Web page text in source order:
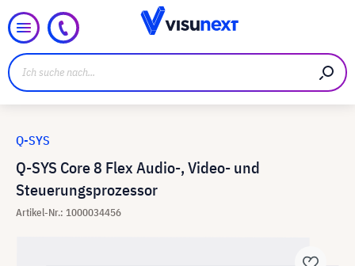
Q-SYS Core 8 Flex Audio-, Video- und
Steuerungsprozessor
Artikel-Nr.: 1000034456
Q-SYS